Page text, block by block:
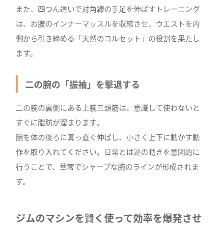
また、四つん這いで対角線の手足を伸ばすトレーニング
は、お腹のインナーマッスルを収縮させ、ウエストを内
側から引き締める「天然のコルセット」の役割を果たし
ます。
二の腕の「振袖」を撃退する
二の腕の裏側にある上腕三頭筋は、意識して使わないと
すぐに脂肪が溜まります。
腕を体の後ろに真っ直ぐ伸ばし、小さく上下に動かす動
作を取り入れてください。日常とは逆の動きを意図的に
行うことで、華奢でシャープな腕のラインが形成されま
す。
ジムのマシンを賢く使って効率を爆発させ